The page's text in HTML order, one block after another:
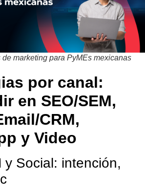
marketing para PyMEs mexicanas
por canal:
en SEO/SEM,
CRM,
y Video
y Social: intención,